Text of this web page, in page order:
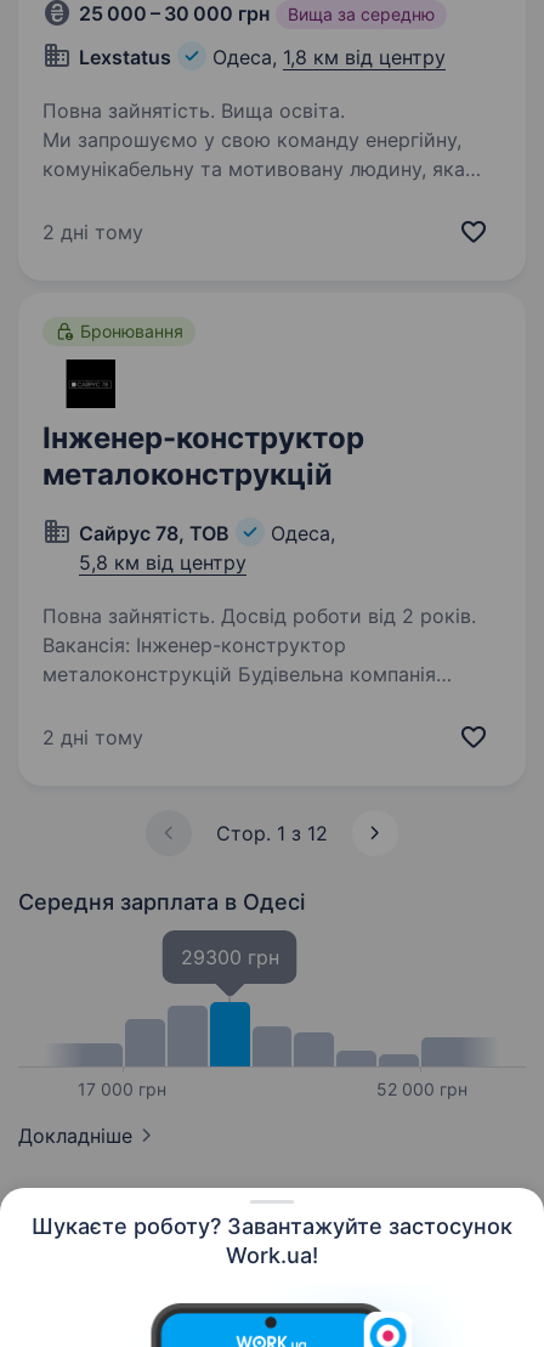
Шукаєте роботу? Завантажуйте застосунок
Work.ua!
25 000 – 30 000 грн Вища за середню
Lexstatus Одеса, 1,8 км від центру
Повна зайнятість. Вища освіта.
Ми запрошуємо у свою команду енергійну,
комунікабельну та мотивовану людину, яка
надає чудову можливість поєднати
2 дні тому
Бронювання
Інженер-конструктор
металоконструкцій
Сайрус 78, ТОВ
Одеса,
5,8 км від центру
Повна зайнятість. Досвід роботи від 2 років.
Вакансія: Інженер-конструктор
металоконструкцій Будівельна компанія
досвідом та стабільною репутацією у сфері
2 дні тому
Стор. 1 з 12
Середня зарплата в Одесі
17 000 грн
29300 грн
52 000 грн
Докладніше